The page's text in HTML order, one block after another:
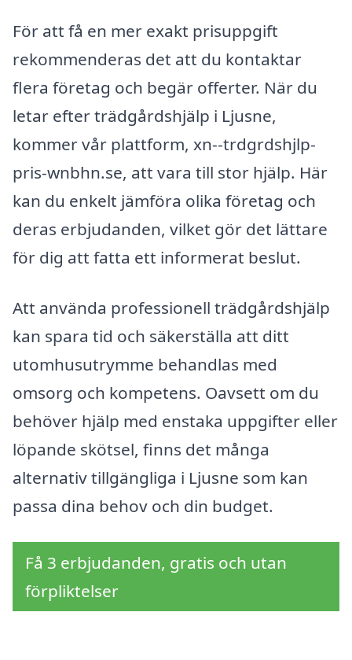
För att få en mer exakt prisuppgift
rekommenderas det att du kontaktar
flera företag och begär offerter. När du
letar efter trädgårdshjälp i Ljusne,
kommer vår plattform, xn--trdgrdshjlp-
pris-wnbhn.se, att vara till stor hjälp. Här
kan du enkelt jämföra olika företag och
deras erbjudanden, vilket gör det lättare
för dig att fatta ett informerat beslut.
Att använda professionell trädgårdshjälp
kan spara tid och säkerställa att ditt
utomhusutrymme behandlas med
omsorg och kompetens. Oavsett om du
behöver hjälp med enstaka uppgifter eller
löpande skötsel, finns det många
alternativ tillgängliga i Ljusne som kan
passa dina behov och din budget.
Få 3 erbjudanden, gratis och utan
förpliktelser